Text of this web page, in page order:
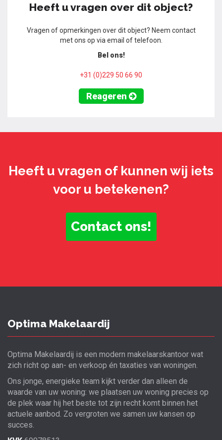
Heeft u vragen over dit object?
Vragen of opmerkingen over dit object? Neem contact
met ons op via email of telefoon.
Bel ons!
+31 (0)229 50 66 90
Reageren
Heeft u vragen of kunnen wij iets
voor u betekenen?
Contact ons!
Optima Makelaardij
Optima Makelaardij is een modern makelaarskantoor wat
zich richt op aan- en verkoop én taxaties van woningen.
Ons jonge, energieke team kijkt verder dan alleen de
waarde van uw woning: we plaatsen uw woning precies op
de plek waar hij het beste tot zijn recht komt binnen het
actuele aanbod. Zo vergroten we samen uw kansen op
succes.